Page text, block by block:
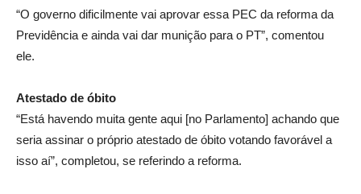
“O governo dificilmente vai aprovar essa PEC da reforma da
Previdência e ainda vai dar munição para o PT”, comentou
ele.
Atestado de óbito
“Está havendo muita gente aqui [no Parlamento] achando que
seria assinar o próprio atestado de óbito votando favorável a
isso aí”, completou, se referindo a reforma.